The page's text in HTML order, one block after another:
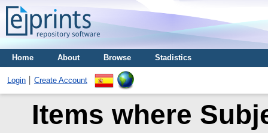
Home About Browse Stadistics
Login Create Account
Items where